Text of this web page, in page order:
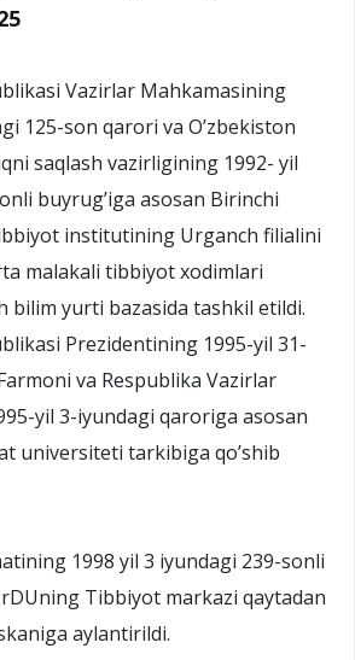
Vazirlar Mahkamasining
125-son qarori va O’zbekiston
saqlash vazirligining 1992- yil
buyrug’iga asosan Birinchi
institutining Urganch filialini
malakali tibbiyot xodimlari
bilim yurti bazasida tashkil etildi.
Prezidentining 1995-yil 31-
va Respublika Vazirlar
yil 3-iyundagi qaroriga asosan
universiteti tarkibiga qo’shib
1998 yil 3 iyundagi 239-sonli
Tibbiyot markazi qaytadan
aylantirildi.